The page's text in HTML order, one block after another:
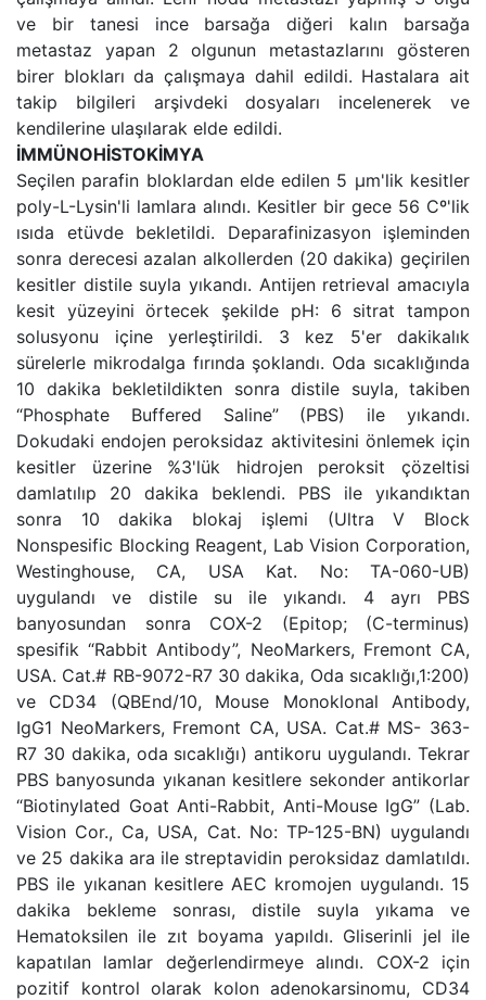
ve bir tanesi ince barsağa diğeri kalın barsağa
metastaz yapan 2 olgunun metastazlarını gösteren
birer blokları da çalışmaya dahil edildi. Hastalara ait
takip bilgileri arşivdeki dosyaları incelenerek ve
kendilerine ulaşılarak elde edildi.
İMMÜNOHİSTOKİMYA
Seçilen parafin bloklardan elde edilen 5 µm'lik kesitler
poly-L-Lysin'li lamlara alındı. Kesitler bir gece 56 Cº'lik
ısıda etüvde bekletildi. Deparafinizasyon işleminden
sonra derecesi azalan alkollerden (20 dakika) geçirilen
kesitler distile suyla yıkandı. Antijen retrieval amacıyla
kesit yüzeyini örtecek şekilde pH: 6 sitrat tampon
solusyonu içine yerleştirildi. 3 kez 5'er dakikalık
sürelerle mikrodalga fırında şoklandı. Oda sıcaklığında
10 dakika bekletildikten sonra distile suyla, takiben
“Phosphate Buffered Saline” (PBS) ile yıkandı.
Dokudaki endojen peroksidaz aktivitesini önlemek için
kesitler üzerine %3'lük hidrojen peroksit çözeltisi
damlatılıp 20 dakika beklendi. PBS ile yıkandıktan
sonra 10 dakika blokaj işlemi (Ultra V Block
Nonspesific Blocking Reagent, Lab Vision Corporation,
Westinghouse, CA, USA Kat. No: TA-060-UB)
uygulandı ve distile su ile yıkandı. 4 ayrı PBS
banyosundan sonra COX-2 (Epitop; (C-terminus)
spesifik “Rabbit Antibody”, NeoMarkers, Fremont CA,
USA. Cat.# RB-9072-R7 30 dakika, Oda sıcaklığı,1:200)
ve CD34 (QBEnd/10, Mouse Monoklonal Antibody,
IgG1 NeoMarkers, Fremont CA, USA. Cat.# MS- 363-
R7 30 dakika, oda sıcaklığı) antikoru uygulandı. Tekrar
PBS banyosunda yıkanan kesitlere sekonder antikorlar
“Biotinylated Goat Anti-Rabbit, Anti-Mouse IgG” (Lab.
Vision Cor., Ca, USA, Cat. No: TP-125-BN) uygulandı
ve 25 dakika ara ile streptavidin peroksidaz damlatıldı.
PBS ile yıkanan kesitlere AEC kromojen uygulandı. 15
dakika bekleme sonrası, distile suyla yıkama ve
Hematoksilen ile zıt boyama yapıldı. Gliserinli jel ile
kapatılan lamlar değerlendirmeye alındı. COX-2 için
pozitif kontrol olarak kolon adenokarsinomu, CD34